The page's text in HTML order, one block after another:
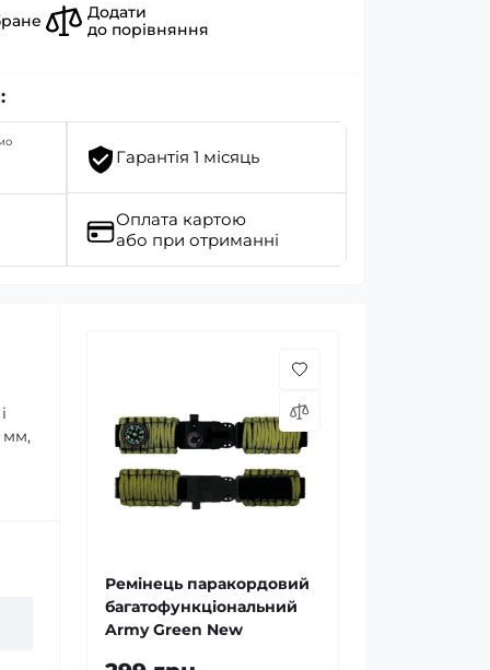
Додати
до порівняння
Гарантія 1 місяць
Оплата картою
або при отриманні
мм,
Ремінець паракордовий
багатофункціональний
Army Green New